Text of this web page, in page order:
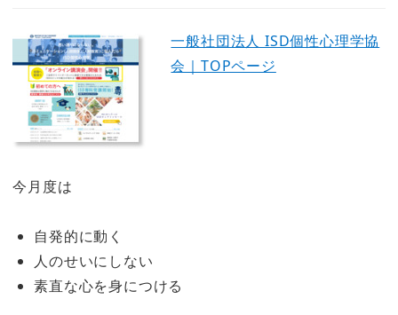
一般社団法人 ISD個性心理学協
会｜TOPページ
今月度は
自発的に動く
人のせいにしない
素直な心を身につける